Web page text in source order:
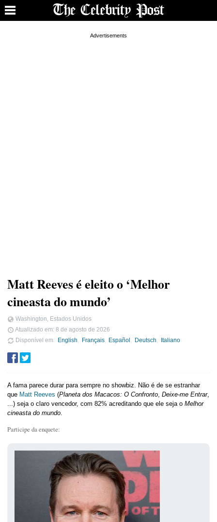
Matt Reeves é eleito o ‘Melhor
cineasta do mundo’
Washington, Estados Unidos
Atualizado em: 8 de agosto de 2026
Disponível em
English Français Español Deutsch Italiano
A fama parece durar para sempre no showbiz. Não é de se estranhar
que Matt Reeves (Planeta dos Macacos: O Confronto, Deixe-me Entrar,
...) seja o claro vencedor, com 82% acreditando que ele seja o Melhor
cineasta do mundo.
Participe da enquete: